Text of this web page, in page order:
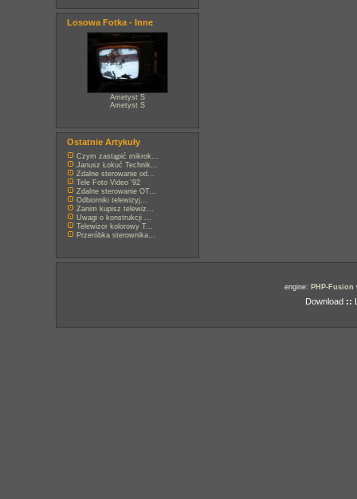
Losowa Fotka - Inne
Ametyst S
Ametyst S
Ostatnie Artykuły
Czym zastąpić mikrok...
Janusz Łokuć Technik...
Zdalne sterowanie od...
Tele Foto Video '92
Zdalne sterowanie OT...
Odbiorniki telewizyj...
Zanim kupisz telewiz...
Uwagi o konstrukcji ...
Telewizor kolorowy T...
Przeróbka sterownika...
engine: PHP-Fusion
Download ::